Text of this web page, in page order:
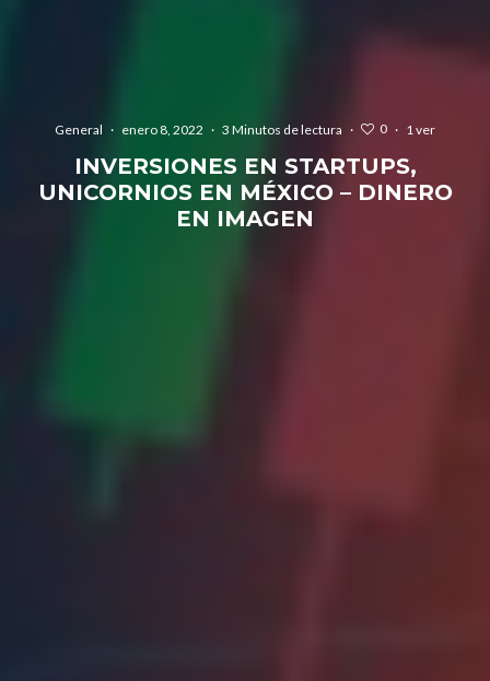
General · enero 8, 2022 · 3 Minutos de lectura · 0 · 1 ver
INVERSIONES EN STARTUPS,
UNICORNIOS EN MÉXICO – DINERO
EN IMAGEN